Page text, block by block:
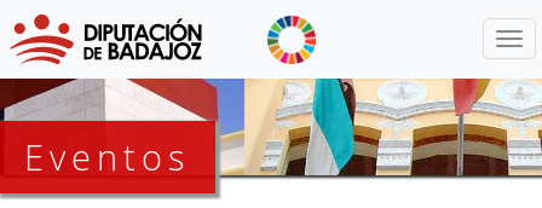
Eventos